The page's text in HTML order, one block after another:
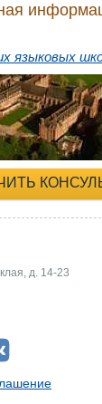
языковых
+7
д. 14-23